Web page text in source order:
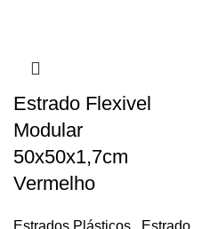
Estrado Flexivel
Modular
50x50x1,7cm
Vermelho